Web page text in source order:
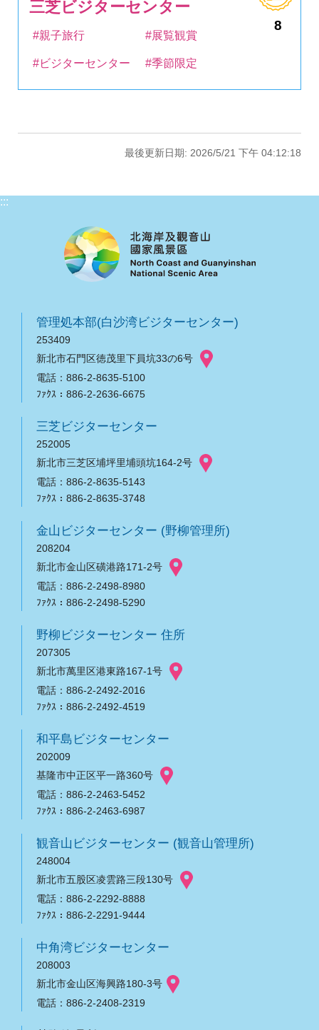
三芝ビジターセンター
8
#親子旅行 #展覧観賞
#ビジターセンター #季節限定
最後更新日期: 2026/5/21 下午 04:12:18
:::
管理処本部(白沙湾ビジターセンター)
253409
新北市石門区徳茂里下員坑33の6号
電話：886-2-8635-5100
ﾌｧｸｽ：886-2-2636-6675
三芝ビジターセンター
252005
新北市三芝区埔坪里埔頭坑164-2号
電話：886-2-8635-5143
ﾌｧｸｽ：886-2-8635-3748
金山ビジターセンター (野柳管理所)
208204
新北市金山区磺港路171-2号
電話：886-2-2498-8980
ﾌｧｸｽ：886-2-2498-5290
野柳ビジターセンター 住所
207305
新北市萬里区港東路167-1号
電話：886-2-2492-2016
ﾌｧｸｽ：886-2-2492-4519
和平島ビジターセンター
202009
基隆市中正区平一路360号
電話：886-2-2463-5452
ﾌｧｸｽ：886-2-2463-6987
観音山ビジターセンター (観音山管理所)
248004
新北市五股区凌雲路三段130号
電話：886-2-2292-8888
ﾌｧｸｽ：886-2-2291-9444
中角湾ビジターセンター
208003
新北市金山区海興路180-3号
電話：886-2-2408-2319